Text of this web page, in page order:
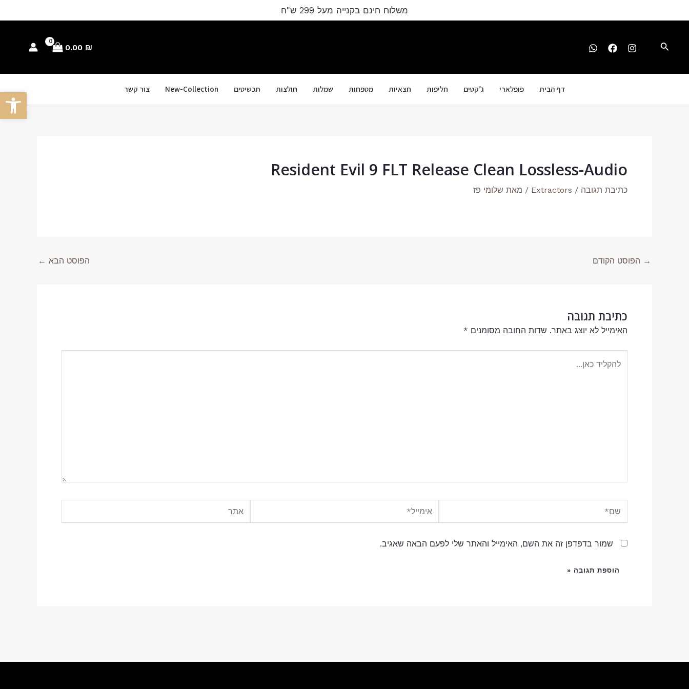
לתוכן
משלוח חינם בקנייה מעל 299 ש"ח
חיפוש 0.00 ₪
דף הבית פופלארי ג’קטים חליפות חצאיות מטפחות שמלות חולצות תכשיטים New-Collection צור קשר
Resident Evil 9 FLT Release Clean Lossless-Audio
כתיבת תגובה /
Extractors / מאת שלומי פז
navigation
→ הפוסט הקודם הפוסט הבא ←
כתיבת תגובה
האימייל לא יוצג באתר. שדות החובה מסומנים *
שם* אימייל* אתר
שמור בדפדפן זה את השם, האימייל והאתר שלי לפעם הבאה שאגיב.
פתח